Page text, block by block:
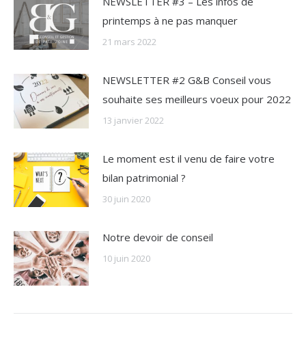
printemps à ne pas manquer
21 mars 2022
NEWSLETTER #2 G&B Conseil vous
souhaite ses meilleurs voeux pour 2022
13 janvier 2022
Le moment est il venu de faire votre
bilan patrimonial ?
30 juin 2020
Notre devoir de conseil
10 juin 2020